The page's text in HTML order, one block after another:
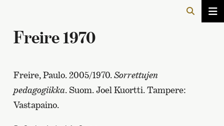
Freire 1970
Freire, Paulo. 2005/1970.Sorrettujen
pedagogiikka. Suom. Joel Kuortti. Tampere:
Vastapaino.